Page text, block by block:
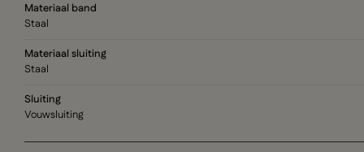
Materiaal band
Staal
Materiaal sluiting
Staal
Sluiting
Vouwsluiting